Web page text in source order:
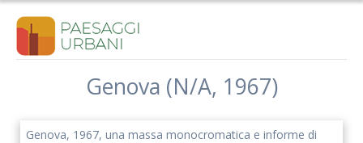
Salta
Genova (N/A, 1967)
Genova, 1967, una massa monocromatica e informe di